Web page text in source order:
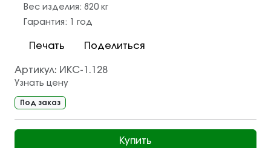
Вес изделия: 820 кг
Гарантия:
1 год
Печать Поделиться
Артикул: ИКС-1.128
Узнать цену
Под заказ
Купить